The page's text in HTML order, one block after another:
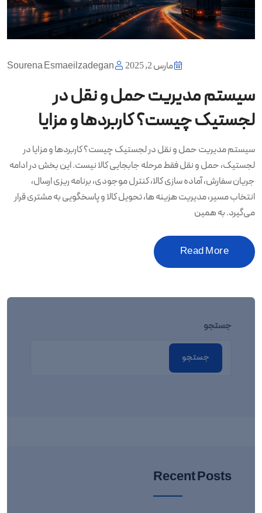
مارس 2, 2025 Sourena Esmaeilzadegan
سیستم مدیریت حمل و نقل در
لجستیک چیست؟ کاربردها و مزایا
سیستم مدیریت حمل و نقل در لجستیک چیست؟ کاربردها و مزایا در
لجستیک، حمل و نقل فقط مرحله جابجایی کالا نیست. این بخش در ادامه
جریان سفارش، آماده سازی کالا، کنترل موجودی، برنامه ریزی ارسال،
انتخاب مسیر، مدیریت هزینه ها، تحویل کالا و پاسخگویی به مشتری قرار
می‌گیرد. به همین
Read More
جستجو
جستجو
Recent Posts